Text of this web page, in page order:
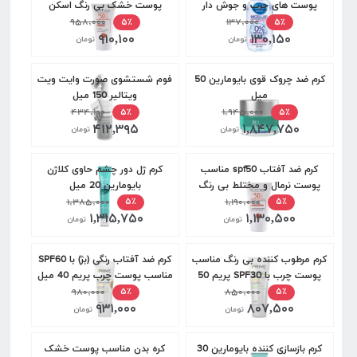
پوست های چرب و جوش دار
هیالورونیک اسید دافی 200 میل
۵٪ ۱۳۷,۰۰۰
۱۳۰,۱۵۰ تومان
پوست خشک بی رنگ اسکن
اسکین 40 میل
۵٪ ۹۵۸,۰۰۰
۹۱۰,۱۰۰ تومان
کرم ضد چروک قوی بایومارین 50
میل
۵٪
۱,۹۴۵,۰۰۰
۱,۸۴۷,۷۵۰ تومان
فوم شستشوی صورت وایت ویت
ویتالیر 150 میل
۵٪
۴۳۴,۱۰۰
۴۱۲,۳۹۵ تومان
کرم ضد آفتاب spf50 مناسب
پوست نرمال و مختلط بی رنگ
اسکن اسکین 40 میل
۵٪ ۱,۱۹۰,۰۰۰
۱,۱۳۰,۵۰۰ تومان
کرم ژل دور چشم حاوی کلاژن
بایومارین 20 میل
۵٪
۱,۳۸۵,۰۰۰
۱,۳۱۵,۷۵۰ تومان
کرم مرطوب کننده بی رنگ مناسب
پوست چرب با SPF30 پریم 50
میل
۵٪ ۸۵۰,۰۰۰
۸۰۷,۵۰۰ تومان
کرم ضد آفتاب رنگی (بژ) با SPF60
مناسب پوست چرب پریم 40 میل
۵٪
۹۸۰,۰۰۰
۹۳۱,۰۰۰ تومان
کرم بازسازی کننده بایومارین 30 کره بدن مناسب پوست خشک